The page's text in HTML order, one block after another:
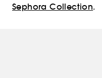
Sephora Collection.